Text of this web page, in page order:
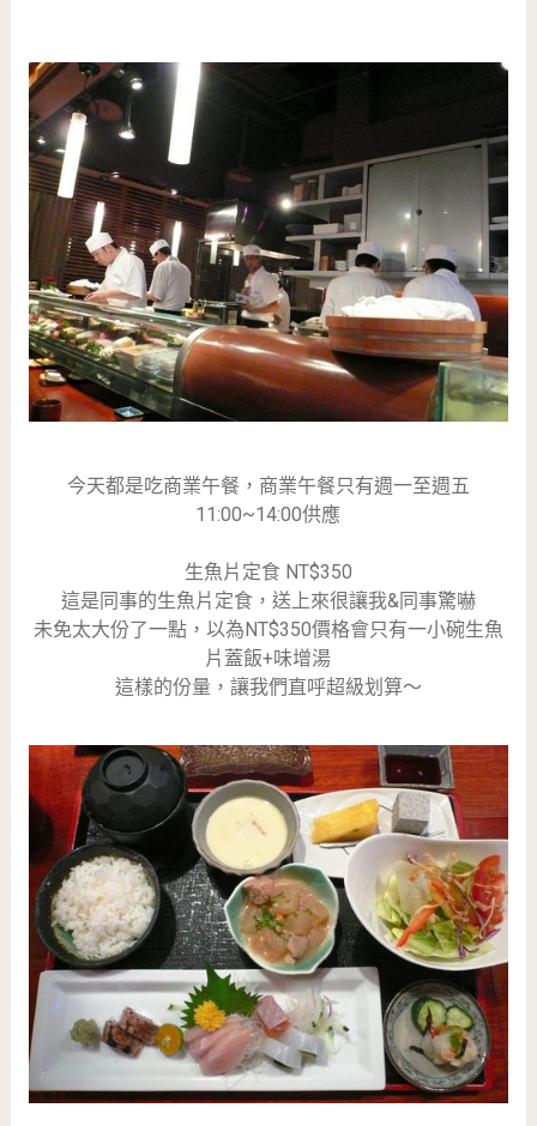
今天都是吃商業午餐，商業午餐只有週一至週五
11:00~14:00供應
生魚片定食 NT$350
這是同事的生魚片定食，送上來很讓我&同事驚嚇
未免太大份了一點，以為NT$350價格會只有一小碗生魚
片蓋飯+味增湯
這樣的份量，讓我們直呼超級划算～